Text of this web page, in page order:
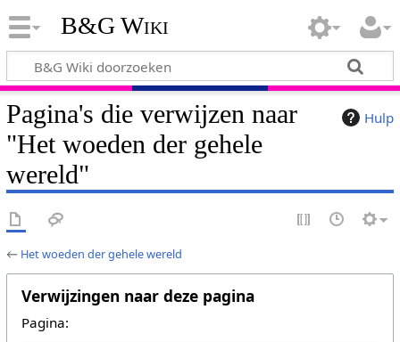
B&G Wiki
Hulp
Pagina's die verwijzen naar
"Het woeden der gehele
wereld"
← Het woeden der gehele wereld
Verwijzingen naar deze pagina
Pagina: